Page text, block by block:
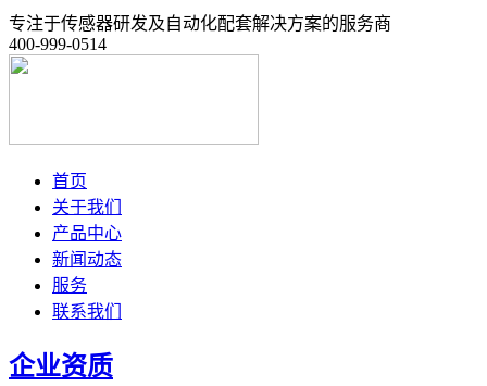
专注于传感器研发及自动化配套解决方案的服务商
400-999-0514
首页
关于我们
产品中心
新闻动态
服务
联系我们
企业资质